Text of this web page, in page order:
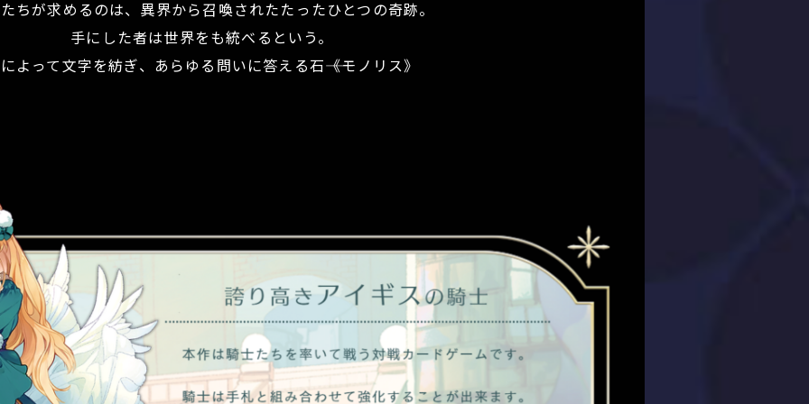
ちが求めるのは、異界から召喚されたたったひとつの奇跡。
手にした者は世界をも統べるという。
よって文字を紡ぎ、あらゆる問いに答える石――《モノリス》